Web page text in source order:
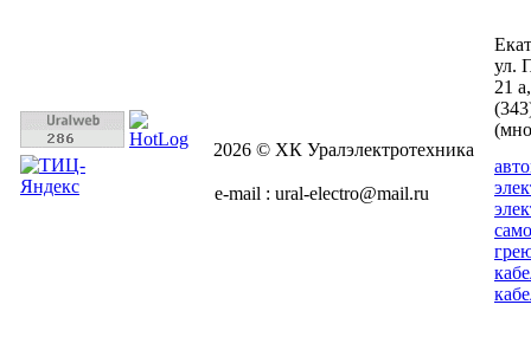
2026 © ХК Уралэлектротехника
e-mail : ural-electro@mail.ru
ул.
21